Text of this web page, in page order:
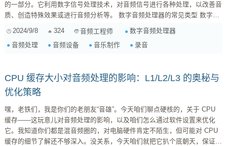
的一部分。它利用数字信号处理技术，对音频信号进行各种处理，以改善音
质、创造特殊效果或进行音频分析等。 数字音频处理器的常见类型 数字音
频处理器根据功能可以分为以下几种类型： 均衡器（Equalizer） ：用于调
整音频信号的频率响应，例如提升高音或降低低音。 压缩器
（Compressor） ...
2024/9/8 324 音频工程师
数字音频处理器
音频处理
音频设备 音乐制作 录音
CPU 缓存大小对音频处理的影响：L1/L2/L3 的奥秘与
优化策略
嘿，老铁们，我是你们的老朋友“音雄”。今天咱们聊点硬核的，关于 CPU
缓存——这玩意儿对音频处理的影响，以及咱们怎么通过软件设置来优化
它。我知道你们都是混音频圈的，对电脑硬件肯定不陌生，但可能对 CPU
缓存的细节了解还不够深入。没关系，今天咱们就把它扒个底朝天，保证让